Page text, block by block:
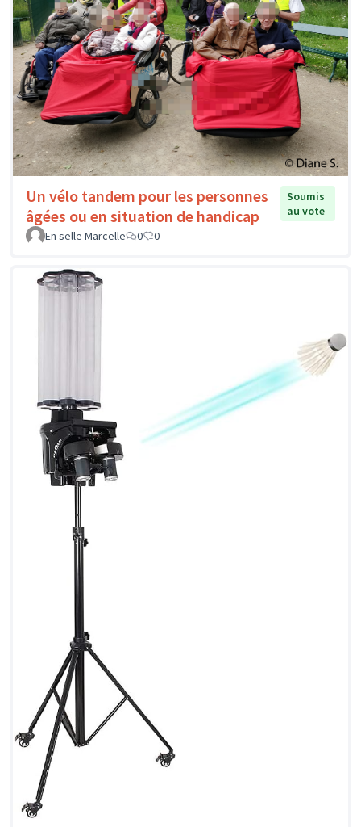
Un vélo tandem pour les personnes
âgées ou en situation de handicap
Soumis
au vote
En selle Marcelle
0 0